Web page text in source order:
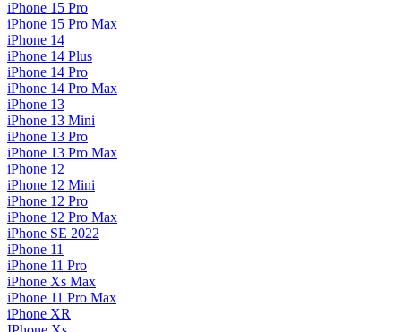
iPhone 15 Pro
iPhone 15 Pro Max
iPhone 14
iPhone 14 Plus
iPhone 14 Pro
iPhone 14 Pro Max
iPhone 13
iPhone 13 Mini
iPhone 13 Pro
iPhone 13 Pro Max
iPhone 12
iPhone 12 Mini
iPhone 12 Pro
iPhone 12 Pro Max
iPhone SE 2022
iPhone 11
iPhone 11 Pro
iPhone Xs Max
iPhone 11 Pro Max
iPhone XR